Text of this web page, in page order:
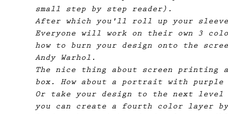
small step by step reader).
After which you'll roll up your
Everyone will work on their own 3
how to burn your design onto the
Andy Warhol.
The nice thing about screen
box. How about a portrait with
Or take your design to the next
you can create a fourth color layer